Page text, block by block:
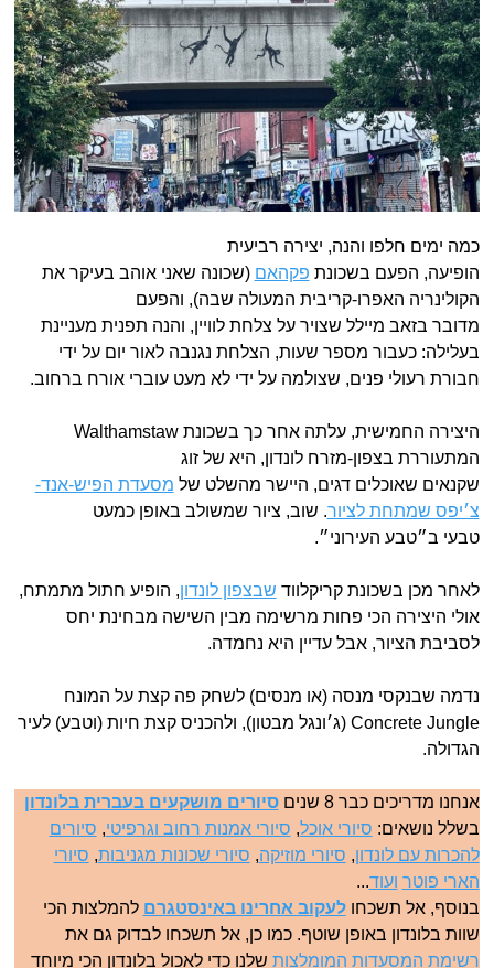
כמה ימים חלפו והנה, יצירה רביעית
הופיעה, הפעם בשכונת פקהאם (שכונה שאני אוהב בעיקר את
הקולינריה האפרו-קריבית המעולה שבה), והפעם
מדובר בזאב מיילל שצויר על צלחת לוויין, והנה תפנית מעניינת
בעלילה: כעבור מספר שעות, הצלחת נגנבה לאור יום על ידי
חבורת רעולי פנים, שצולמה על ידי לא מעט עוברי אורח ברחוב.
היצירה החמישית, עלתה אחר כך בשכונת Walthamstaw
המתעוררת בצפון-מזרח לונדון, היא של זוג
שקנאים שאוכלים דגים, היישר מהשלט של מסעדת הפיש-אנד-
צ׳יפס שמתחת לציור. שוב, ציור שמשולב באופן כמעט
טבעי ב״טבע העירוני״.
לאחר מכן בשכונת קריקלווד שבצפון לונדון, הופיע חתול מתמתח,
אולי היצירה הכי פחות מרשימה מבין השישה מבחינת יחס
לסביבת הציור, אבל עדיין היא נחמדה.
נדמה שבנקסי מנסה (או מנסים) לשחק פה קצת על המונח
Concrete Jungle (ג׳ונגל מבטון), ולהכניס קצת חיות (וטבע) לעיר
הגדולה.
אנחנו מדריכים כבר 8 שנים
סיורים מושקעים בעברית בלונדון
בשלל נושאים: סיורי אוכל, סיורי אמנות רחוב וגרפיטי, סיורים
להכרות עם לונדון, סיורי מוזיקה, סיורי שכונות מגניבות, סיורי
הארי פוטר ועוד...
בנוסף, אל תשכחולעקוב אחרינו באינסטגרם להמלצות הכי
שוות בלונדון באופן שוטף. כמו כן, אל תשכחו לבדוק גם את
רשימת המסעדות המומלצות שלנו כדי לאכול בלונדון הכי מיוחד